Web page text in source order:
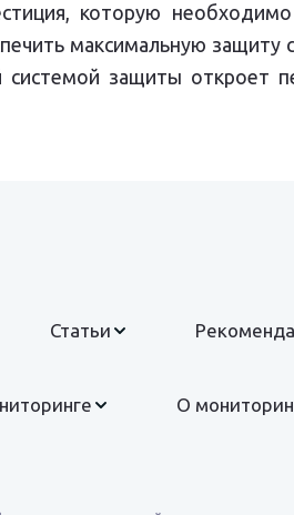
которую
максимальную
защиты откроет
Статьи
О